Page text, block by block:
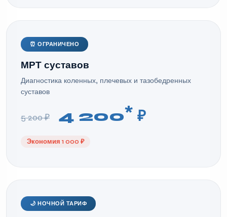
⏰ ОГРАНИЧЕНО
МРТ суставов
Диагностика коленных, плечевых и тазобедренных
суставов
5 200 ₽ 4 200* ₽
Экономия 1 000 ₽
🌙 НОЧНОЙ ТАРИФ